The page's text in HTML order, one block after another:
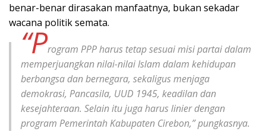
benar-benar dirasakan manfaatnya, bukan sekadar
wacana politik semata.
“Program PPP harus tetap sesuai misi partai dalam
memperjuangkan nilai-nilai Islam dalam kehidupan
berbangsa dan bernegara, sekaligus menjaga
demokrasi, Pancasila, UUD 1945, keadilan dan
kesejahteraan. Selain itu juga harus linier dengan
program Pemerintah Kabupaten Cirebon,” pungkasnya.